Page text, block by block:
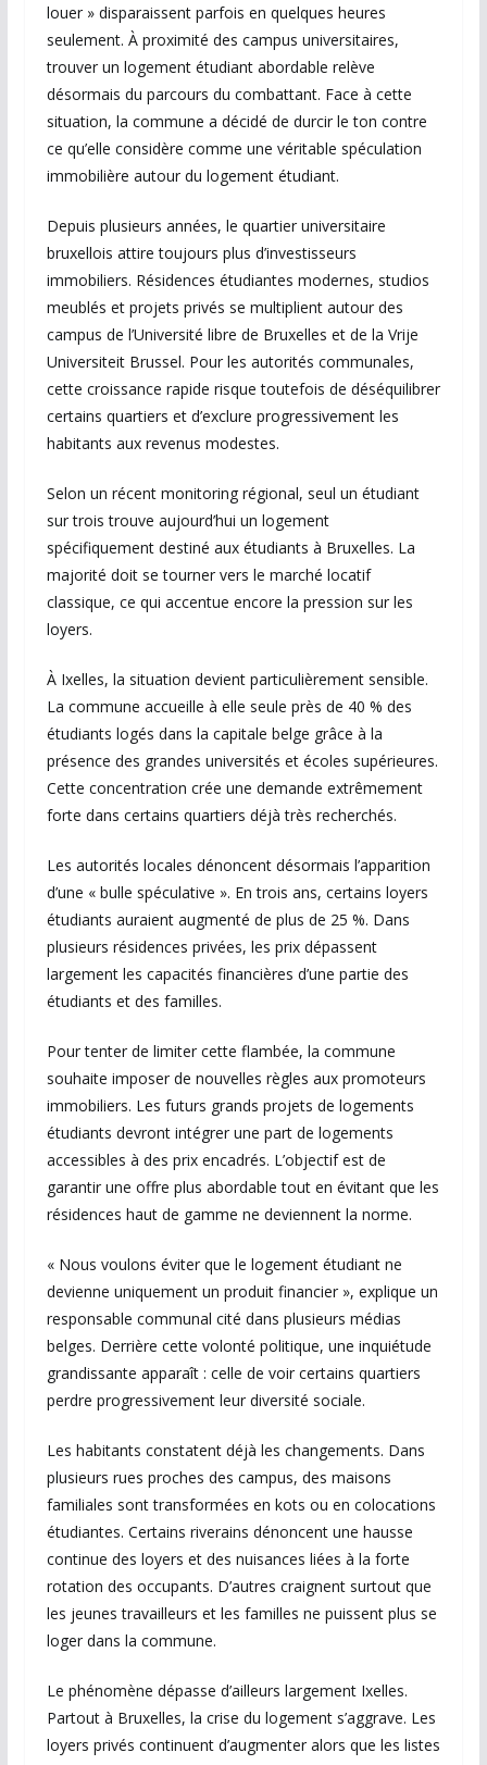
louer » disparaissent parfois en quelques heures
seulement. À proximité des campus universitaires,
trouver un logement étudiant abordable relève
désormais du parcours du combattant. Face à cette
situation, la commune a décidé de durcir le ton contre
ce qu’elle considère comme une véritable spéculation
immobilière autour du logement étudiant.
Depuis plusieurs années, le quartier universitaire
bruxellois attire toujours plus d’investisseurs
immobiliers. Résidences étudiantes modernes, studios
meublés et projets privés se multiplient autour des
campus de l’Université libre de Bruxelles et de la Vrije
Universiteit Brussel. Pour les autorités communales,
cette croissance rapide risque toutefois de déséquilibrer
certains quartiers et d’exclure progressivement les
habitants aux revenus modestes.
Selon un récent monitoring régional, seul un étudiant
sur trois trouve aujourd’hui un logement
spécifiquement destiné aux étudiants à Bruxelles. La
majorité doit se tourner vers le marché locatif
classique, ce qui accentue encore la pression sur les
loyers.
À Ixelles, la situation devient particulièrement sensible.
La commune accueille à elle seule près de 40 % des
étudiants logés dans la capitale belge grâce à la
présence des grandes universités et écoles supérieures.
Cette concentration crée une demande extrêmement
forte dans certains quartiers déjà très recherchés.
Les autorités locales dénoncent désormais l’apparition
d’une « bulle spéculative ». En trois ans, certains loyers
étudiants auraient augmenté de plus de 25 %. Dans
plusieurs résidences privées, les prix dépassent
largement les capacités financières d’une partie des
étudiants et des familles.
Pour tenter de limiter cette flambée, la commune
souhaite imposer de nouvelles règles aux promoteurs
immobiliers. Les futurs grands projets de logements
étudiants devront intégrer une part de logements
accessibles à des prix encadrés. L’objectif est de
garantir une offre plus abordable tout en évitant que les
résidences haut de gamme ne deviennent la norme.
« Nous voulons éviter que le logement étudiant ne
devienne uniquement un produit financier », explique un
responsable communal cité dans plusieurs médias
belges. Derrière cette volonté politique, une inquiétude
grandissante apparaît : celle de voir certains quartiers
perdre progressivement leur diversité sociale.
Les habitants constatent déjà les changements. Dans
plusieurs rues proches des campus, des maisons
familiales sont transformées en kots ou en colocations
étudiantes. Certains riverains dénoncent une hausse
continue des loyers et des nuisances liées à la forte
rotation des occupants. D’autres craignent surtout que
les jeunes travailleurs et les familles ne puissent plus se
loger dans la commune.
Le phénomène dépasse d’ailleurs largement Ixelles.
Partout à Bruxelles, la crise du logement s’aggrave. Les
loyers privés continuent d’augmenter alors que les listes